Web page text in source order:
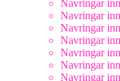
Navringar
Navringar
Navringar
Navringar
Navringar
Navringar
Navringar